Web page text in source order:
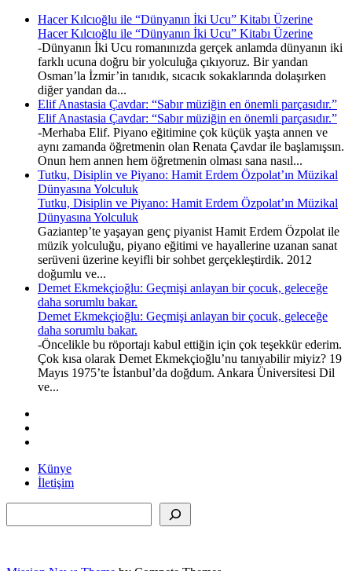
Hacer Kılcıoğlu ile “Dünyanın İki Ucu” Kitabı Üzerine
Hacer Kılcıoğlu ile “Dünyanın İki Ucu” Kitabı Üzerine
-Dünyanın İki Ucu romanınızda gerçek anlamda dünyanın iki
farklı ucuna doğru bir yolculuğa çıkıyoruz. Bir yandan
Osman’la İzmir’in tanıdık, sıcacık sokaklarında dolaşırken
diğer yandan da...
Elif Anastasia Çavdar: “Sabır müziğin en önemli parçasıdır.”
Elif Anastasia Çavdar: “Sabır müziğin en önemli parçasıdır.”
-Merhaba Elif. Piyano eğitimine çok küçük yaşta annen ve
aynı zamanda öğretmenin olan Renata Çavdar ile başlamışsın.
Onun hem annen hem öğretmenin olması sana nasıl...
Tutku, Disiplin ve Piyano: Hamit Erdem Özpolat’ın Müzikal
Dünyasına Yolculuk
Tutku, Disiplin ve Piyano: Hamit Erdem Özpolat’ın Müzikal
Dünyasına Yolculuk
Gaziantep’te yaşayan genç piyanist Hamit Erdem Özpolat ile
müzik yolculuğu, piyano eğitimi ve hayallerine uzanan sanat
serüveni üzerine keyifli bir sohbet gerçekleştirdik. 2012
doğumlu ve...
Demet Ekmekçioğlu: Geçmişi anlayan bir çocuk, geleceğe
daha sorumlu bakar.
Demet Ekmekçioğlu: Geçmişi anlayan bir çocuk, geleceğe
daha sorumlu bakar.
-Öncelikle bu röportajı kabul ettiğin için çok teşekkür ederim.
Çok kısa olarak Demet Ekmekçioğlu’nu tanıyabilir miyiz? 19
Mayıs 1975’te İstanbul’da doğdum. Ankara Üniversitesi Dil
ve...
Künye
İletişim